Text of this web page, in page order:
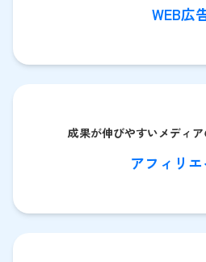
WEB広
成果が伸びやすいメディ
アフィリ